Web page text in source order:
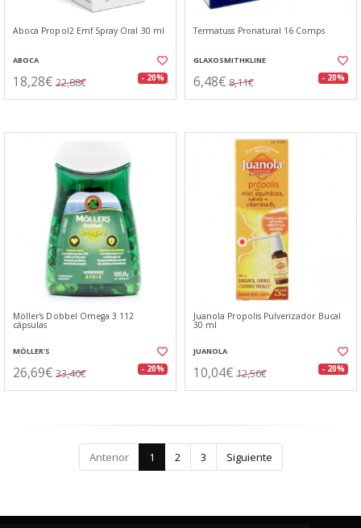
Aboca Propol2 Emf Spray Oral 30 ml
ABOCA
18,28€ 22,88€ - 20%
Termatuss Pronatural 16 Comps
GLAXOSMITHKLINE
6,48€ 8,11€ - 20%
Möller's Dobbel Omega 3 112
cápsulas
MÖLLER'S
26,69€ 33,40€ - 20%
Juanola Propolis Pulverizador Bucal
30 ml
JUANOLA
10,04€ 12,56€ - 20%
Anterior 1 2 3 Siguiente